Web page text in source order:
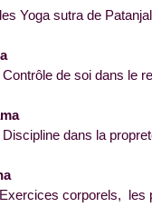
Yoga sutra de
de soi dans le
dans la propreté,
corporels, les